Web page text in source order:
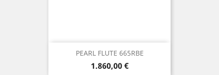
PEARL FLUTE 665RBE
Τιμή
1.860,00 €